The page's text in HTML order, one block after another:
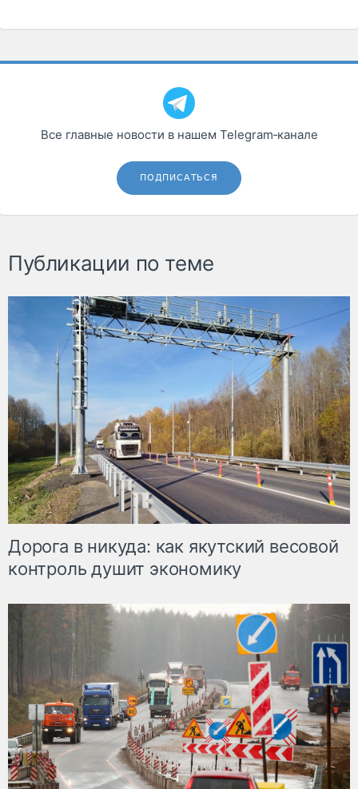
Все главные новости в нашем Telegram‑канале
ПОДПИСАТЬСЯ
Публикации по теме
Дорога в никуда: как якутский весовой
контроль душит экономику